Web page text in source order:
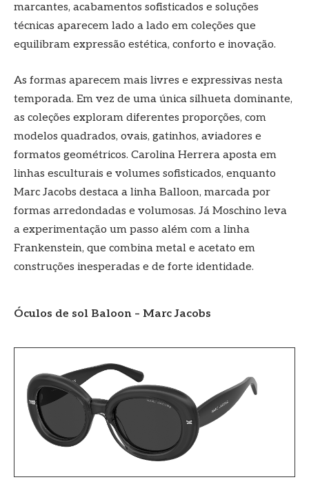
marcantes, acabamentos sofisticados e soluções
técnicas aparecem lado a lado em coleções que
equilibram expressão estética, conforto e inovação.
As formas aparecem mais livres e expressivas nesta
temporada. Em vez de uma única silhueta dominante,
as coleções exploram diferentes proporções, com
modelos quadrados, ovais, gatinhos, aviadores e
formatos geométricos. Carolina Herrera aposta em
linhas esculturais e volumes sofisticados, enquanto
Marc Jacobs destaca a linha Balloon, marcada por
formas arredondadas e volumosas. Já Moschino leva
a experimentação um passo além com a linha
Frankenstein, que combina metal e acetato em
construções inesperadas e de forte identidade.
Óculos de sol Baloon – Marc Jacobs